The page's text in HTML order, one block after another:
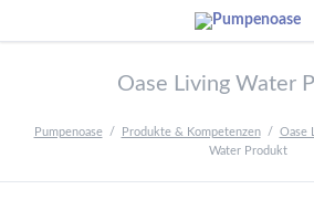
Oase Living Water
Pumpenoase Produkte & Kompetenzen Oase
Water Produkt